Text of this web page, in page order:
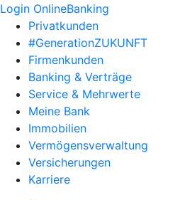
Login OnlineBanking
Privatkunden
#GenerationZUKUNFT
Firmenkunden
Banking & Verträge
Service & Mehrwerte
Meine Bank
Immobilien
Vermögensverwaltung
Versicherungen
Karriere